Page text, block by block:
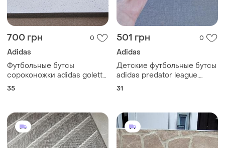
Футбольные бутсы
сороконожки adidas goletto
ix turf
35
Детские футбольные бутсы
adidas predator league.
стелька 20 см
31